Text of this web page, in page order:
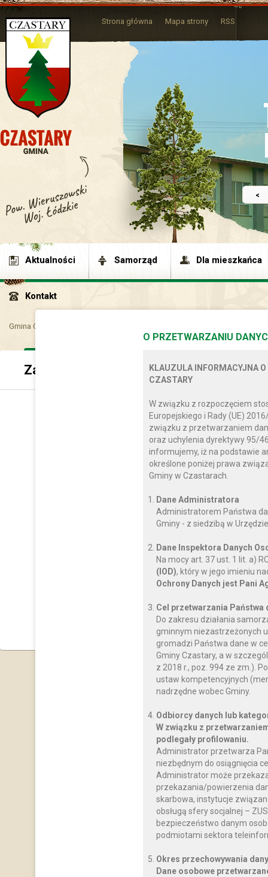
<
Strona główna Mapa strony RSS
Aktualności Samorząd Dla mieszkańca
Kontakt
Gmina Czastary
Zadaj pytanie
Jeśli chcesz zadać pytanie, to wyślij e-mail na adres
każdy dzień tygodnia w
O PRZETWARZANIU
KLAUZULA INFORMACYJNA
CZASTARY
W związku z rozpoczęciem
Europejskiego i Rady (UE)
związku z przetwarzaniem
oraz uchylenia dyrektywy 95/
informujemy, iż na podstawie
określone poniżej prawa
Gminy w Czastarach.
Dane Administratora
Administratorem Państwa
Gminy - z siedzibą w
Dane Inspektora Danych
Na mocy art. 37 ust. 1 lit. a)
(IOD), który w jego imieniu
Ochrony Danych jest Pani
Cel przetwarzania Państwa
Do zakresu działania
gminnym niezastrzeżonych
gromadzi Państwa dane w
Gminy Czastary, a w
z 2018 r., poz. 994 ze zm.).
ustaw kompetencyjnych
nadrzędne wobec Gminy.
Odbiorcy danych lub
W związku z
podlegały profilowaniu.
Administrator przetwarza
niezbędnym do osiągnięcia
Administrator może
przekazania/powierzenia
skarbowa, instytucje
obsługą sfery socjalnej –
bezpieczeństwo danym
podmiotami sektora
Okres przechowywania
Dane osobowe